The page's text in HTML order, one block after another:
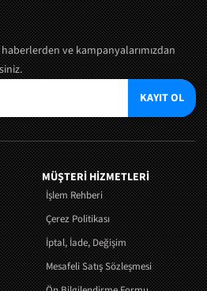
ve kampanyalarımızdan
KAYIT OL
MÜŞTERI HIZMETLERI
İşlem Rehberi
Çerez Politikası
İptal, İade, Değişim
Mesafeli Satış Sözleşmesi